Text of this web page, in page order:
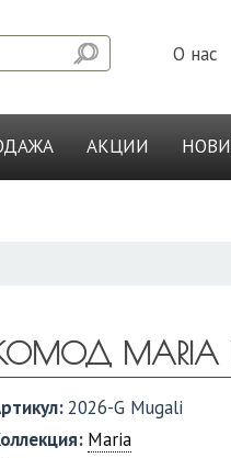
О нас
АКЦИИ
MARIA
2026-G Mugali
Maria